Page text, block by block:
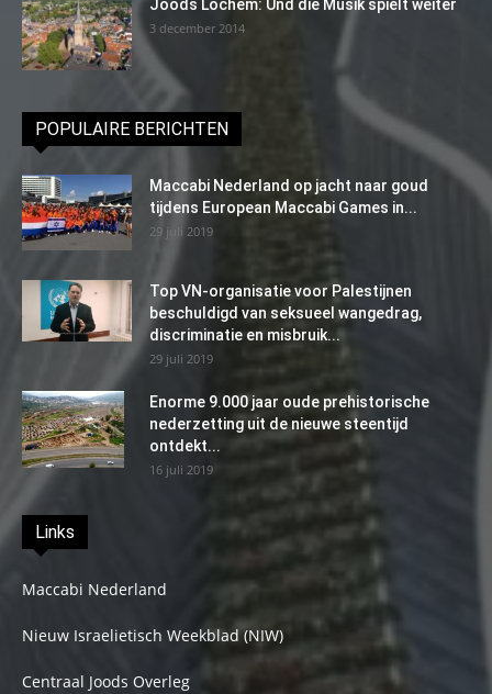
Joods Lochem: Und die Musik spielt weiter
3 december 2014
POPULAIRE BERICHTEN
Maccabi Nederland op jacht naar goud
tijdens European Maccabi Games in...
29 juli 2019
Top VN-organisatie voor Palestijnen
beschuldigd van seksueel wangedrag,
discriminatie en misbruik...
29 juli 2019
Enorme 9.000 jaar oude prehistorische
nederzetting uit de nieuwe steentijd
ontdekt...
16 juli 2019
Links
Maccabi Nederland
Nieuw Israelietisch Weekblad (NIW)
Centraal Joods Overleg